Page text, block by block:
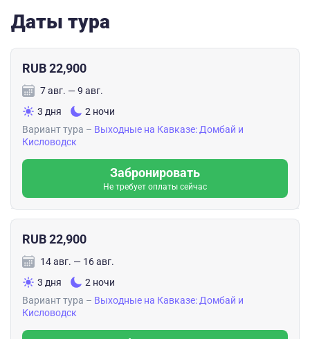
Даты тура
RUB 22,900
7 авг. — 9 авг.
3 дня
2 ночи
Вариант тура – Выходные на Кавказе: Домбай и
Кисловодск
Забронировать
Не требует оплаты сейчас
RUB 22,900
14 авг. — 16 авг.
3 дня
2 ночи
Вариант тура – Выходные на Кавказе: Домбай и
Кисловодск